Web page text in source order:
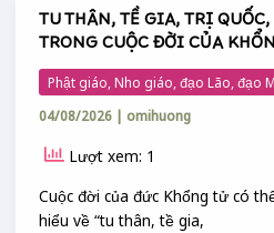
TU THÂN, TỀ GIA, TRỊ
TRONG CUỘC ĐỜI CỦA
Phật giáo, Nho giáo, đạo Lão, đạo
04/08/2026 | omihuong
Lượt xem: 1
Cuộc đời của đức Khổng tử có
hiểu về “tu thân, tề gia,
TU
THÂN,
TỀ
GIA,
TRỊ
QUỐC,
THIÊN
HẠ